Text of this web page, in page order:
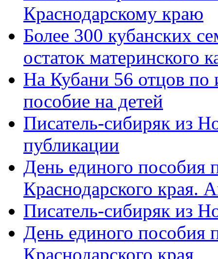
Краснодарскому краю
Более 300 кубанских
остаток материнского
На Кубани 56 отцов по
пособие на детей
Писатель-сибиряк из
публикации
День единого пособия
Краснодарского края.
Писатель-сибиряк из
День единого пособия
Краснодарского края